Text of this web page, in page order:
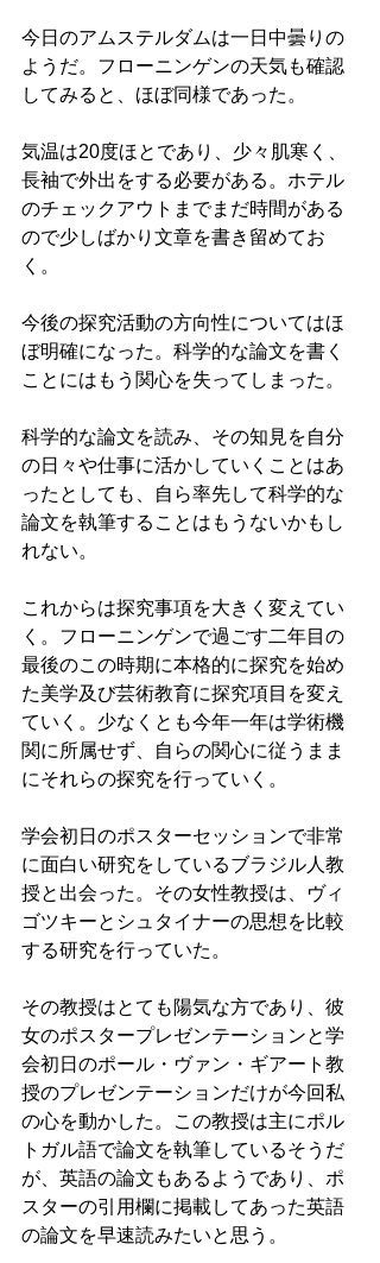
今日のアムステルダムは一日中曇りの
ようだ。フローニンゲンの天気も確認
してみると、ほぼ同様であった。
気温は20度ほとであり、少々肌寒く、
長袖で外出をする必要がある。ホテル
のチェックアウトまでまだ時間がある
ので少しばかり文章を書き留めてお
く。
今後の探究活動の方向性についてはほ
ぼ明確になった。科学的な論文を書く
ことにはもう関心を失ってしまった。
科学的な論文を読み、その知見を自分
の日々や仕事に活かしていくことはあ
ったとしても、自ら率先して科学的な
論文を執筆することはもうないかもし
れない。
これからは探究事項を大きく変えてい
く。フローニンゲンで過ごす二年目の
最後のこの時期に本格的に探究を始め
た美学及び芸術教育に探究項目を変え
ていく。少なくとも今年一年は学術機
関に所属せず、自らの関心に従うまま
にそれらの探究を行っていく。
学会初日のポスターセッションで非常
に面白い研究をしているブラジル人教
授と出会った。その女性教授は、ヴィ
ゴツキーとシュタイナーの思想を比較
する研究を行っていた。
その教授はとても陽気な方であり、彼
女のポスタープレゼンテーションと学
会初日のポール・ヴァン・ギアート教
授のプレゼンテーションだけが今回私
の心を動かした。この教授は主にポル
トガル語で論文を執筆しているそうだ
が、英語の論文もあるようであり、ポ
スターの引用欄に掲載してあった英語
の論文を早速読みたいと思う。